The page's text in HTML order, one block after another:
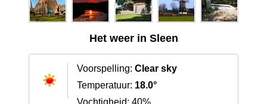
Het weer in Sleen
Voorspelling: Clear sky
Temperatuur: 18.0°